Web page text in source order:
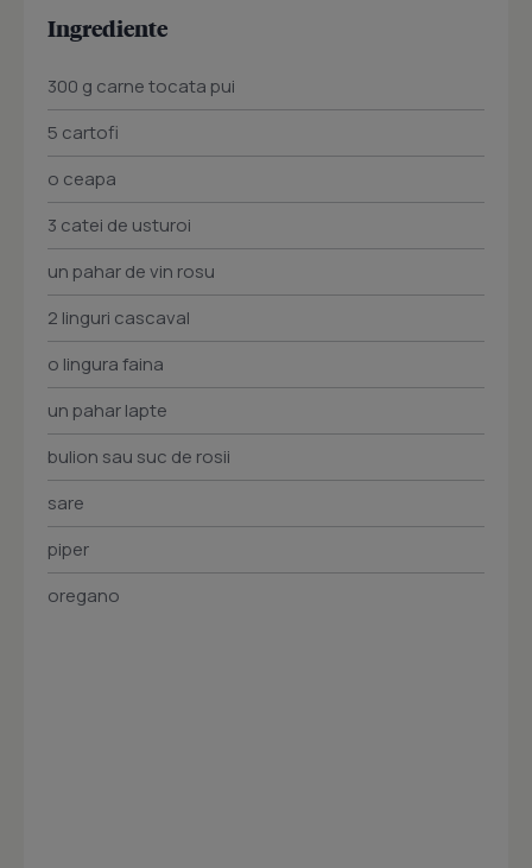
Ingrediente
300 g carne tocata pui
5 cartofi
o ceapa
3 catei de usturoi
un pahar de vin rosu
2 linguri cascaval
o lingura faina
un pahar lapte
bulion sau suc de rosii
sare
piper
oregano